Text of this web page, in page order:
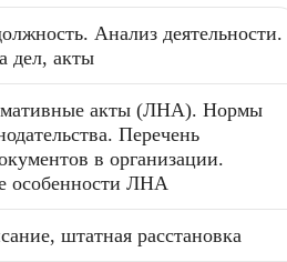
Анализ деятельности.
дел, акты
акты (ЛНА). Нормы
Перечень
в организации.
особенности ЛНА
штатная расстановка